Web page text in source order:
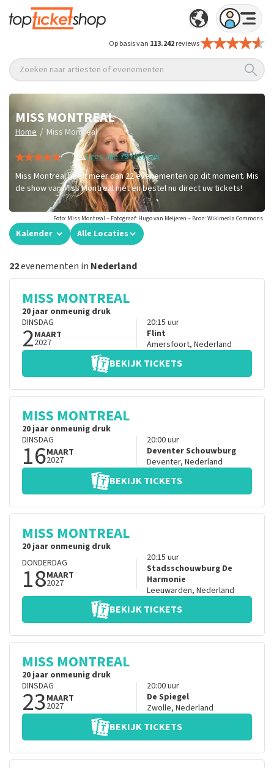
Op basis van 113.242reviews
Zoeken naar artiesten of evenementen
MISS MONTREAL
Home / Miss Montreal
Lees alle 79 reviews
Miss Montreal heeft meer dan 22 evenementen op dit moment. Mis
de show van Miss Montreal niet en bestel nu direct uw tickets!
Foto: Miss Montreal – Fotograaf: Hugo van Meijeren – Bron: Wikimedia Commons
Kalender Alle Locaties
22evenementen in Nederland
MISS MONTREAL
20 jaar onmeunig druk
DINSDAG
2MAART
2027
20:15 uur
Flint
Amersfoort, Nederland
BEKIJK TICKETS
MISS MONTREAL
20 jaar onmeunig druk
DINSDAG
16MAART
2027
20:00uur
Deventer Schouwburg
Deventer, Nederland
BEKIJK TICKETS
MISS MONTREAL
20 jaar onmeunig druk
DONDERDAG
18MAART
2027
20:15 uur
Stadsschouwburg De
Harmonie
Leeuwarden, Nederland
BEKIJK TICKETS
MISS MONTREAL
20 jaar onmeunig druk
DINSDAG
23MAART
2027
20:00uur
De Spiegel
Zwolle, Nederland
BEKIJK TICKETS